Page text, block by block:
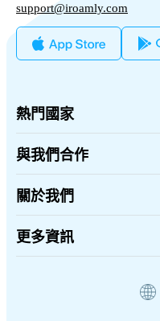
support@iroamly.com
熱門國家
美國
英國
土耳其
泰國
日本
義大利
印度
西班牙
與我們合作
批發平台
推薦及賺取
聯盟計劃
關於我們
關於iRoamly
聯絡我們
更多資訊
支援中心